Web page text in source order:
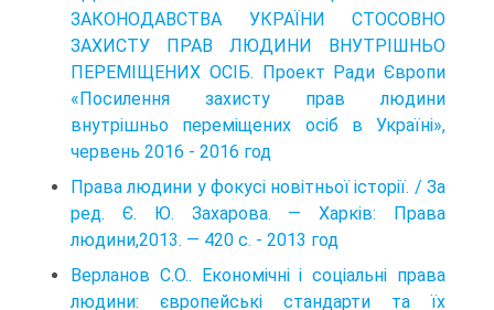
ЗАКОНОДАВСТВА УКРАЇНИ СТОСОВНО
ЗАХИСТУ ПРАВ ЛЮДИНИ ВНУТРІШНЬО
ПЕРЕМІЩЕНИХ ОСІБ. Проект Ради Європи
«Посилення захисту прав людини
внутрішньо переміщених осіб в Україні»,
червень 2016 - 2016 год
Права людини у фокусі новітньої історії. / За
ред. Є. Ю. Захарова. — Харків: Права
людини,2013. — 420 с. - 2013 год
Верланов С.О.. Економічні і соціальні права
людини: європейські стандарти та їх